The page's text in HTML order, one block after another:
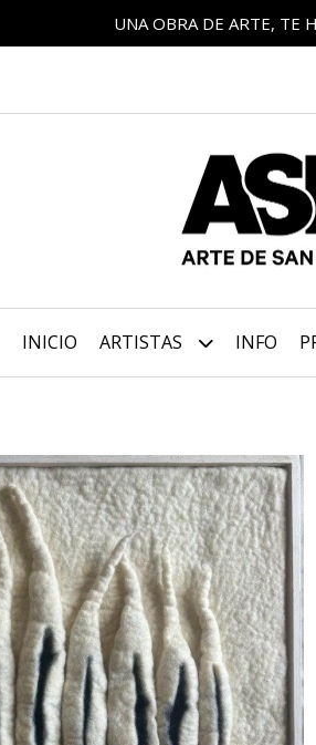
UNA OBRA DE ARTE, TE
INICIO ARTISTAS INFO